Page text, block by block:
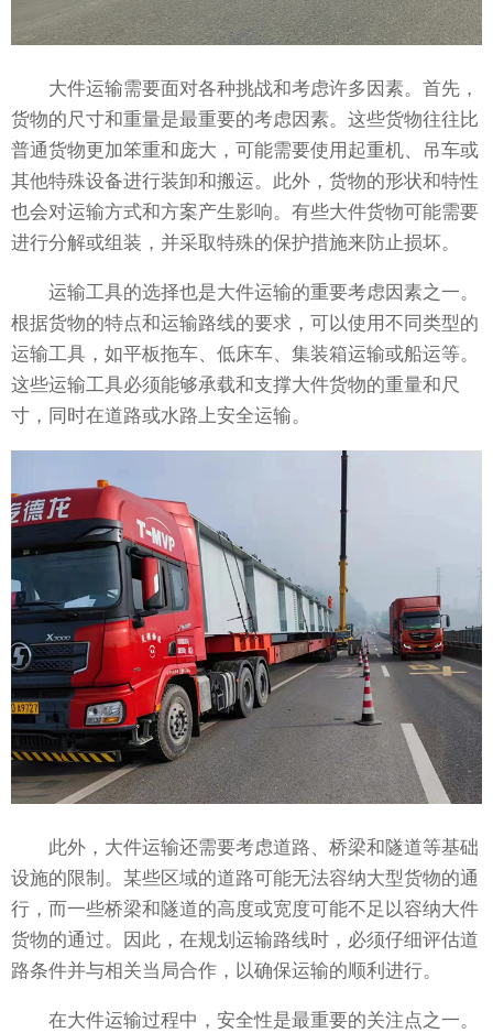
大件运输需要面对各种挑战和考虑许多因素。首先，
货物的尺寸和重量是最重要的考虑因素。这些货物往往比
普通货物更加笨重和庞大，可能需要使用起重机、吊车或
其他特殊设备进行装卸和搬运。此外，货物的形状和特性
也会对运输方式和方案产生影响。有些大件货物可能需要
进行分解或组装，并采取特殊的保护措施来防止损坏。
运输工具的选择也是大件运输的重要考虑因素之一。
根据货物的特点和运输路线的要求，可以使用不同类型的
运输工具，如平板拖车、低床车、集装箱运输或船运等。
这些运输工具必须能够承载和支撑大件货物的重量和尺
寸，同时在道路或水路上安全运输。
此外，大件运输还需要考虑道路、桥梁和隧道等基础
设施的限制。某些区域的道路可能无法容纳大型货物的通
行，而一些桥梁和隧道的高度或宽度可能不足以容纳大件
货物的通过。因此，在规划运输路线时，必须仔细评估道
路条件并与相关当局合作，以确保运输的顺利进行。
在大件运输过程中，安全性是最重要的关注点之一。